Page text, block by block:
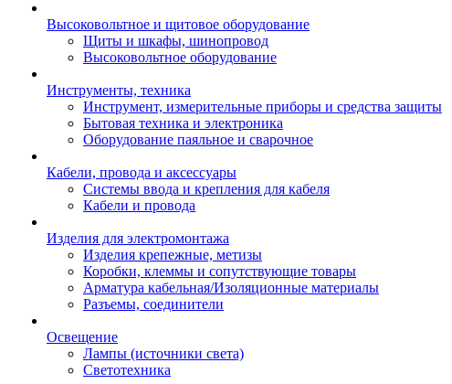
Высоковольтное и щитовое оборудование
Щиты и шкафы, шинопровод
Высоковольтное оборудование
Инструменты, техника
Инструмент, измерительные приборы и средства защиты
Бытовая техника и электроника
Оборудование паяльное и сварочное
Кабели, провода и аксессуары
Системы ввода и крепления для кабеля
Кабели и провода
Изделия для электромонтажа
Изделия крепежные, метизы
Коробки, клеммы и сопутствующие товары
Арматура кабельная/Изоляционные материалы
Разъемы, соединители
Освещение
Лампы (источники света)
Светотехника